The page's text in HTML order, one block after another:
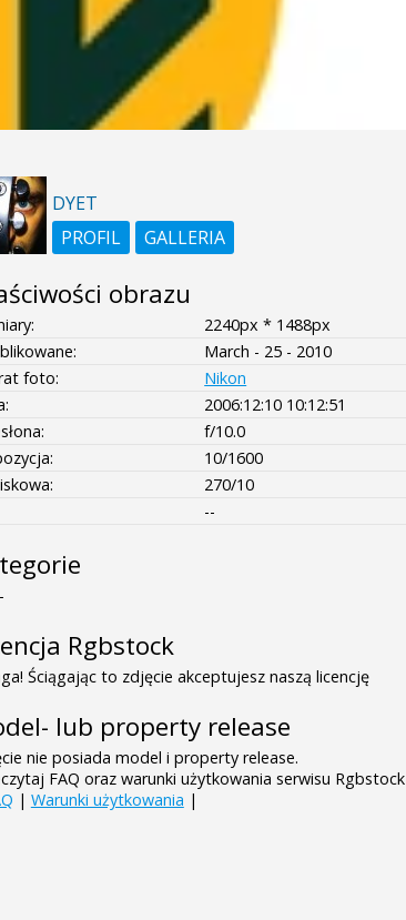
DYET
PROFIL
GALLERIA
obrazu
2240px * 1488px
March - 25 - 2010
foto:
Nikon
2006:12:10 10:12:51
f/10.0
10/1600
270/10
--
Rgbstock
Ściągając to zdjęcie akceptujesz naszą licencję
lub property release
nie posiada model i property release.
FAQ oraz warunki użytkowania serwisu Rgbstock
| Warunki użytkowania |